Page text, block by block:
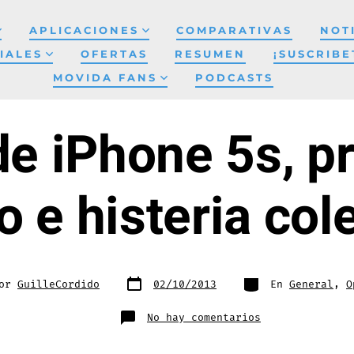
APLICACIONES COMPARATIVAS
OFERTAS RESUMEN
MOVIDA FANS
PODCASTS
iPhone 5s,
e histeria
GuilleCordido Fecha
de 02/10/2013 Categorías
En General ,
No hay comentarios
Usuarios